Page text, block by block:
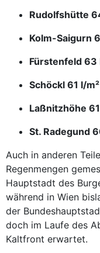
Rudolfshütte
Kolm-Saigurn
Fürstenfeld 63
Schöckl 61 l/m²
Laßnitzhöhe
St. Radegund
Auch in anderen
Regenmengen
Hauptstadt des
während in Wien
der
doch im Laufe des
Kaltfront erwartet.